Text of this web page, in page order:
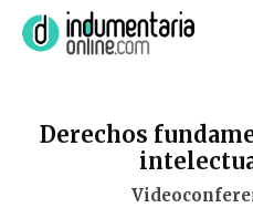
Derechos